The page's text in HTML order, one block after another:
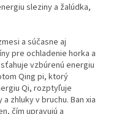
sleziny a žalúdka,
a súčasne aj
pre ochladenie horka a
vzbúrenú energiu
Qing pi, ktorý
Qi, rozptyľuje
zhluky v bruchu. Ban xia